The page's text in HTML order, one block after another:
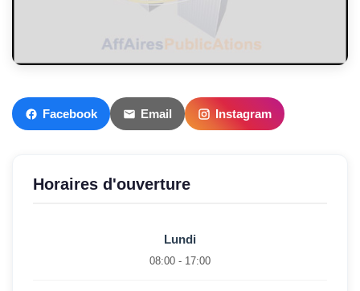
Facebook Email Instagram
Horaires d'ouverture
Lundi
08:00 - 17:00